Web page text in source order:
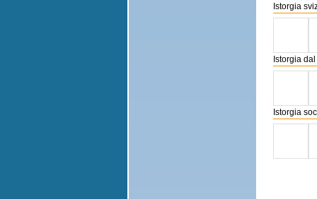
Istorgia
Istorgia
Istorgia